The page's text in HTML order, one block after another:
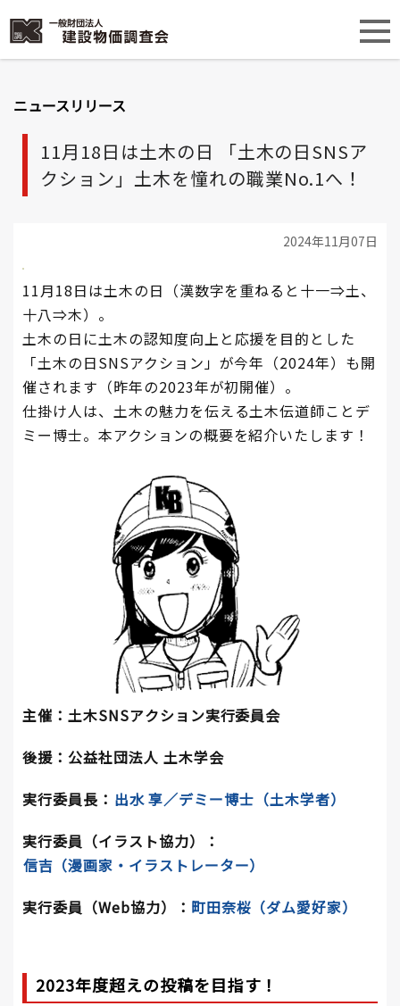
ニュースリリース
11月18日は土木の日 「土木の日SNSア
クション」土木を憧れの職業No.1へ！
2024年11月07日
11月18日は土木の日（漢数字を重ねると十一⇒土、
十八⇒木）。
土木の日に土木の認知度向上と応援を目的とした
「土木の日SNSアクション」が今年（2024年）も開
催されます（昨年の2023年が初開催）。
仕掛け人は、土木の魅力を伝える土木伝道師ことデ
ミー博士。本アクションの概要を紹介いたします！
主催：土木SNSアクション実行委員会
後援：公益社団法人 土木学会
実行委員長： 出水 享／デミー博士（土木学者）
実行委員（イラスト協力）：
信吉 （漫画家・イラストレーター）
実行委員（Web協力）： 町田奈桜 （ダム愛好家）
2023年度超えの投稿を目指す！